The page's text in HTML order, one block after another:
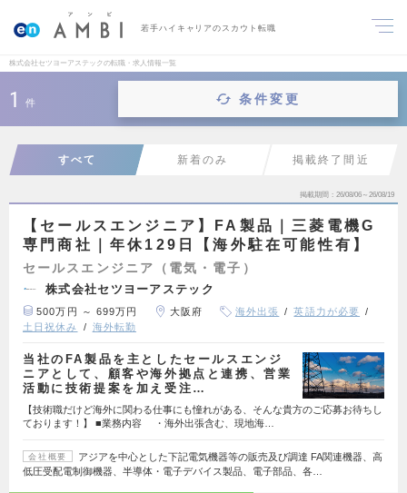
若手ハイキャリアのスカウト転職
株式会社セツヨーアステックの転職・求人情報一覧
1 件 条件変更
すべて 新着のみ 掲載終了間近
掲載期間 26/08/06～26/08/19
【セールスエンジニア】FA製品｜三菱電機G
専門商社｜年休129日【海外駐在可能性有】
セールスエンジニア（電気・電子）
株式会社セツヨーアステック
500万円 ～ 699万円 大阪府 海外出張
英語力が必要
土日祝休み
海外転勤
当社のFA製品を主としたセールスエンジ
ニアとして、顧客や海外拠点と連携、営業
活動に技術提案を加え受注…
【技術職だけど海外に関わる仕事にも憧れがある、そんな貴方のご応募お待ちし
ております！】 ■業務内容 ・海外出張含む、現地海…
会社概要
アジアを中心とした下記電気機器等の販売及び調達 FA関連機器、高
低圧受配電制御機器、半導体・電子デバイス製品、電子部品、各…